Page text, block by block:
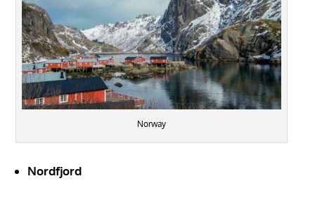
Norway
Nordfjord‏‏‎ ‎‏‏‎ ‎‏‏‎ ‎‏‏‎ ‎‏‏‎ ‎‏‏‎ ‎‏‏‎ ‎‏‏‎ ‎‏‏‎ ‎‏‏‎ ‎‏‏‎ ‎‏‏‎ ‎‏‏‎ ‎‏‏‎ ‎‏‏‎ ‎‏‏‎ ‎‏‏‎ ‎‏‏‎ ‎‏‏‎ ‎‏‏‎ ‎‏‏‎ ‎‏‏‎ ‎‏‏‎ ‎‏‏‎ ‎‏‏‎ ‎‏‏‎ ‎‏‏‎ ‎‏‏‎ ‎‏‏‎ ‎‏‏‎ ‎‏‏‎ ‎‏‏‎ ‎‏‏‎ ‎‏‏‎ ‎‏‏‎ ‎‏‏‎ ‎‏‏‎ ‎‏‏‎ ‎‏‏‎ ‎‏‏‎ ‎‏‏‎ ‎‏‏‎ ‎‏‏‎ ‎‏‏‎ ‎‏‏‎ ‎‏‏‎ ‎‏‏‎ ‎‏‏‎ ‎‏‏‎ ‎‏‏‎ ‎‏‏‎ ‎‏‏‎ ‎‏‏‎ ‎‏‏‎ ‎‏‏‎ ‎‏‏‎ ‎‏‏‎ ‎‏‏‎ ‎‏‏‎ ‎‏‏‎ ‎‏‏‎ ‎‏‏‎ ‎‏‏‎ ‎‏‏‎ ‎‏‏‎ ‎‏‏‎ ‎‏‏‎ ‎‏‏‎ ‎‏‏‎ ‎‏‏‎ ‎‏‏‎ ‎‏‏‎ ‎‏‏‎ ‎‏‏‎ ‎‏‏‎ ‎‏‏‎ ‎‏‏‎ ‎‏‏‎